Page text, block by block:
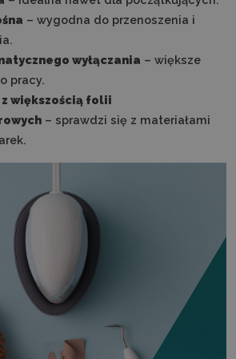
– wygodna do przenoszenia i
wyłączania – większe
pracy.
większością folii
– sprawdzi się z materiałami